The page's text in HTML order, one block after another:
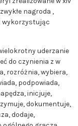
nagroda ,
wykorzystując
uderzanie
do czynienia z w
rozróżnia, wybiera,
podpowiada,
inicjuje,
dokumentuje,
dodaje,